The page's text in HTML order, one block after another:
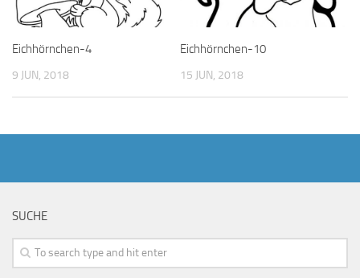
Eichhörnchen-4
9 JUN, 2018
Eichhörnchen-10
15 JUN, 2018
SUCHE